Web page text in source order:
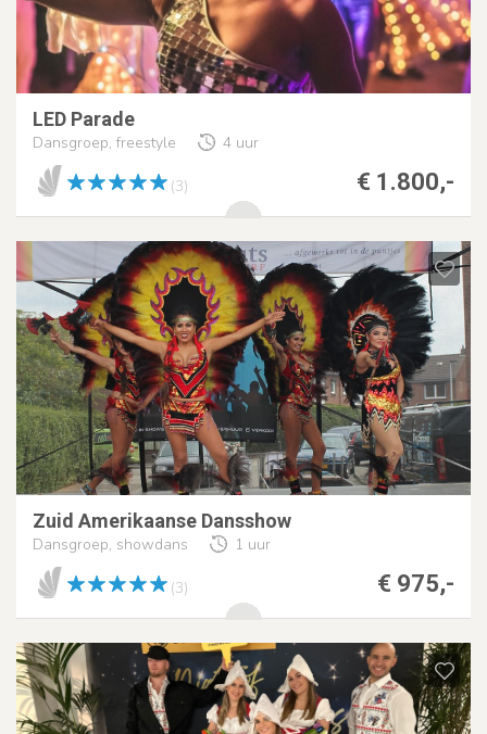
LED Parade
Dansgroep, freestyle 4 uur
€ 1.800,-
(3)
Zuid Amerikaanse Dansshow
Dansgroep, showdans 1 uur
€ 975,-
(3)